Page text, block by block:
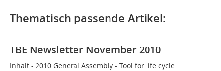
Thematisch passende Artikel:
TBE Newsletter November 2010
Inhalt - 2010 General Assembly - Tool for life cycle